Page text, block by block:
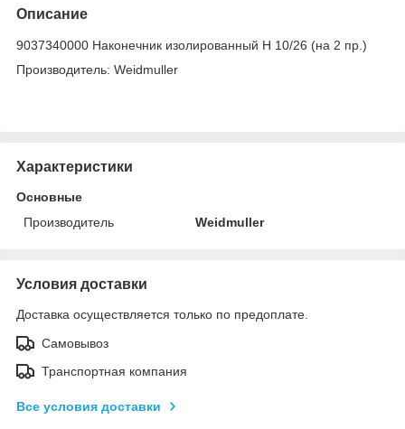
Описание
9037340000 Наконечник изолированный H 10/26 (на 2 пр.)
Производитель: Weidmuller
Характеристики
Основные
Производитель
Weidmuller
Условия доставки
Доставка осуществляется только по предоплате.
Самовывоз
Транспортная компания
Все условия доставки